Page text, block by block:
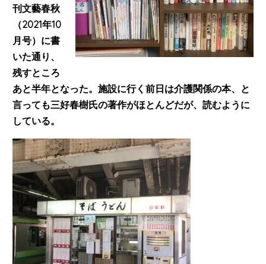
刊文藝春秋
（2021年10
月号）に書
いた通り、
残すところ
あと半年となった。施設に行く前日は介護関係の本、と
言っても三好春樹氏の著作がほとんどだが、読むように
している。